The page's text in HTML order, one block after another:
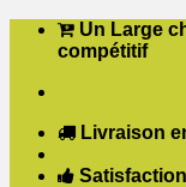
Passer Un Large
compétitif
Livraison